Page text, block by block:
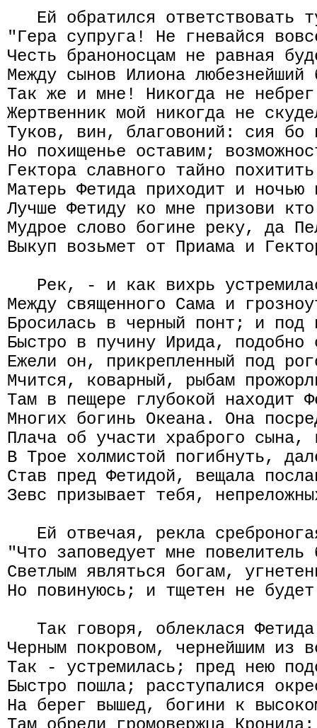
Ей обратился ответствовать
"Гера супруга! Не гневайся
Честь браноносцам не равная
Между сынов Илиона
Так же и мне! Никогда не
Жертвенник мой никогда не
Туков, вин, благовоний: сия
Но похищенье оставим;
Гектора славного тайно
Матерь Фетида приходит и
Лучше Фетиду ко мне призови
Мудрое слово богине реку, да
Выкуп возьмет от Приама и
Рек, - и как вихрь
Между священного Сама и
Бросилась в черный понт; и
Быстро в пучину Ирида,
Ежели он, прикрепленный под
Мчится, коварный, рыбам
Там в пещере глубокой находит
Многих богинь Океана. Она
Плача об участи храброго
В Трое холмистой погибнуть,
Став пред Фетидой, вещала
Зевс призывает тебя,
Ей отвечая, рекла
"Что заповедует мне
Светлым являться богам,
Но повинуюсь; и тщетен не
Так говоря, облеклася
Черным покровом, чернейшим из
Так - устремилась; пред нею
Быстро пошла; расступалися
На берег вышед, богини к